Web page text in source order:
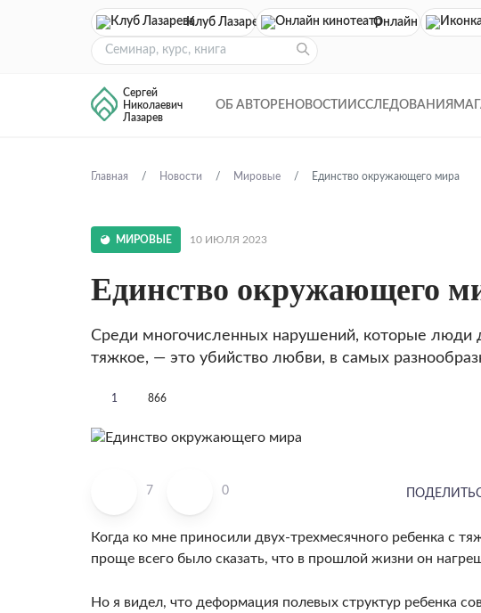
Клуб Лазарева Онлайн кинотеатр
Сергей
Николаевич
Лазарев
ОБ АВТОРЕ НОВОСТИ ИССЛЕДОВАНИЯ
Главная Новости Мировые Единство окружающего мира
МИРОВЫЕ 10 ИЮЛЯ 2023
Единство окружающего
Среди многочисленных нарушений, которые люди
тяжкое, — это убийство любви, в самых
1 866
7 0
Когда ко мне прино­сили двух-трехмесячного ребенка с
проще всего было сказать, что в прошлой жизни он
Но я видел, что деформация полевых структур ребенка